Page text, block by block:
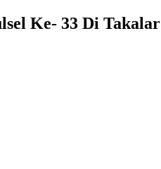
Ke- 33 Di Takalar